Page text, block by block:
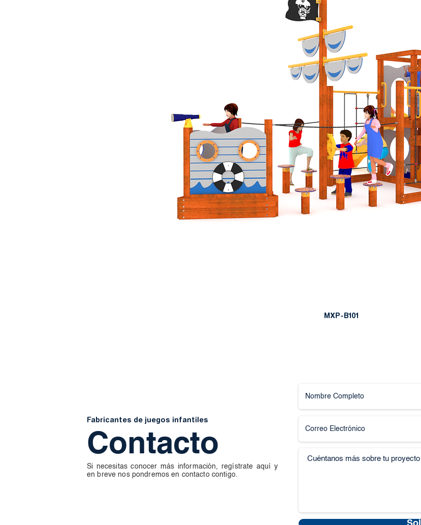
MXP-B101
Fabricantes de juegos infantiles
Contacto
Si necesitas conocer más información, regístrate aquí y
en breve nos pondremos en contacto contigo.